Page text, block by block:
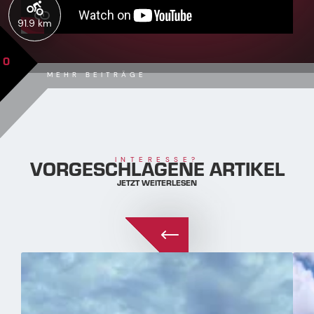
91.9 km
MEHR BEITRÄGE
0
INTERESSE?
VORGESCHLAGENE ARTIKEL
JETZT WEITERLESEN